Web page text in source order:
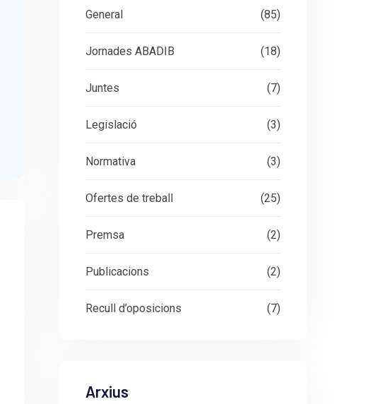
General (85)
Jornades ABADIB (18)
Juntes (7)
Legislació (3)
Normativa (3)
Ofertes de treball (25)
Premsa (2)
Publicacions (2)
Recull d’oposicions (7)
Arxius